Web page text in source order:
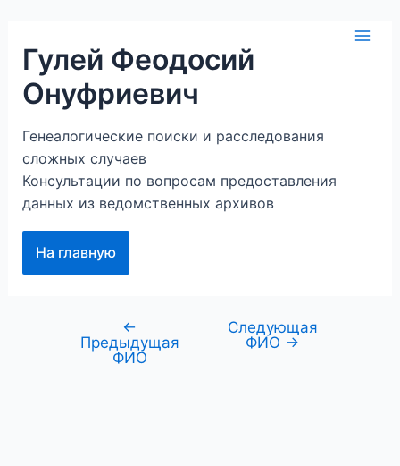
содержимому
Гулей Феодосий
Онуфриевич
Генеалогические поиски и расследования
сложных случаев
Консультации по вопросам предоставления
данных из ведомственных архивов
На главную
Навигация←
Предыдущая
ФИО
Следующая
ФИО →